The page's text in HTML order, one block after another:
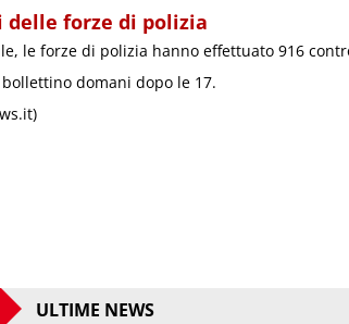
delle forze di polizia
le forze di polizia hanno effettuato 916
domani dopo le 17.
ULTIME NEWS